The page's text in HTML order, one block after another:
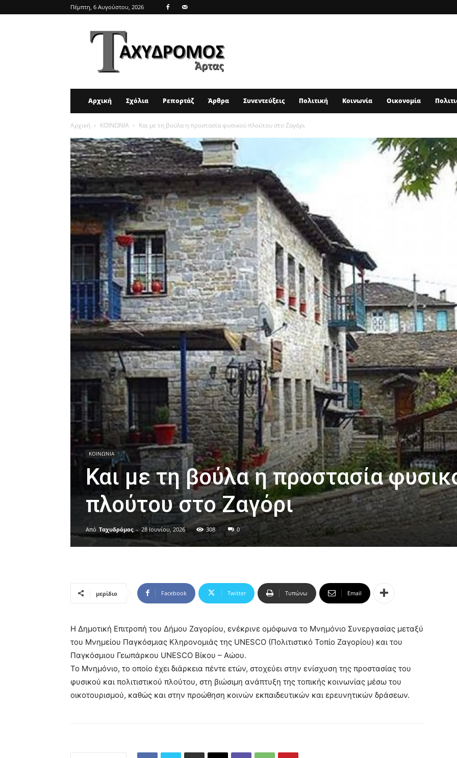
Πέμπτη, 6 Αυγούστου, 2026
ΤΑΧΥΔΡΟΜΟΣ
Αρχική Σχόλια Ρεπορτάζ Άρθρα Συνεντεύξεις Πολιτική Κοινωνία Οικονομία
Αρχική ΚΟΙΝΩΝΙΑ Και με τη βούλα η προστασία φυσικού πλούτου στο Ζαγόρι
ΚΟΙΝΩΝΙΑ
Και με τη βούλα η προστασία
πλούτου στο Ζαγόρι
Από Ταχυδρόμος - 28 Ιουνίου, 2026 308 0
μερίδιο Facebook Twitter Τυπώνω Email
Η Δημοτική Επιτροπή του Δήμου Ζαγορίου, ενέκρινε ομόφωνα το Μνημόνιο Συνεργασίας μεταξύ
του Μνημείου Παγκόσμιας Κληρονομιάς της UNESCO (Πολιτιστικό Τοπίο Ζαγορίου) και του
Παγκόσμιου Γεωπάρκου UNESCO Βίκου – Αώου.
Το Μνημόνιο, το οποίο έχει διάρκεια πέντε ετών, στοχεύει στην ενίσχυση της προστασίας του
φυσικού και πολιτιστικού πλούτου, στη βιώσιμη ανάπτυξη της τοπικής κοινωνίας μέσω του
οικοτουρισμού, καθώς και στην προώθηση κοινών εκπαιδευτικών και ερευνητικών δράσεων.